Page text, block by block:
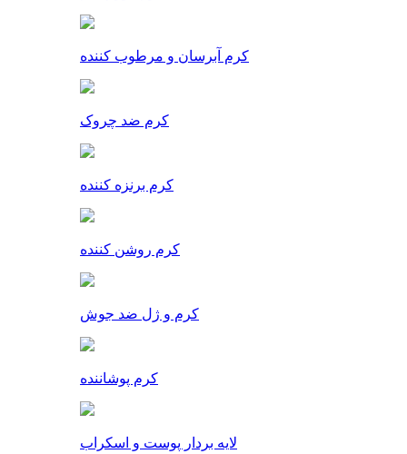
کرم آبرسان و مرطوب کننده
کرم ضد چروک
کرم برنزه کننده
کرم روشن کننده
کرم و ژل ضد جوش
کرم پوشاننده
لایه بردار پوست و اسکراب